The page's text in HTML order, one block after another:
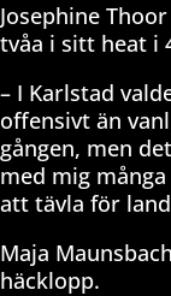
Josephine
tvåa i sitt heat i
– I Karlstad
offensivt än
gången, men
med mig
att tävla för
Maja
häcklopp.